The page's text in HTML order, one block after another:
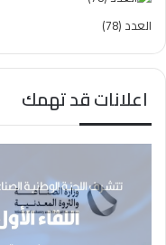
العدد (78)
اعلانات قد تهمك